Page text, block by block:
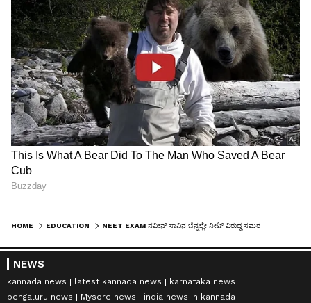
HOME EDUCATION
NEWS
kannada news latest kannada news
karnataka news
bengaluru news
Mysore news
india news in kannada